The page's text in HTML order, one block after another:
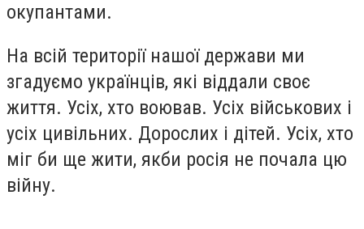
окупантами.
На всій території нашої держави ми
згадуємо українців, які віддали своє
життя. Усіх, хто воював. Усіх військових і
усіх цивільних. Дорослих і дітей. Усіх, хто
міг би ще жити, якби росія не почала цю
війну.